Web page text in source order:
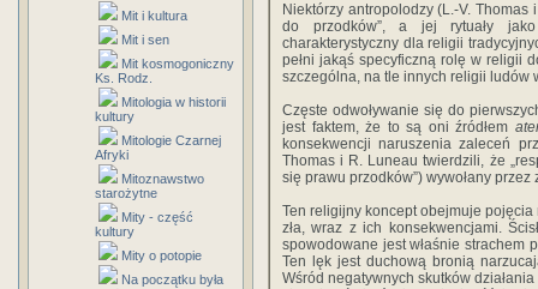
Mit i kultura
Mit i sen
Mit kosmogoniczny
Ks. Rodz.
Mitologia w historii
kultury
Mitologie Czarnej
Afryki
Mitoznawstwo
starożytne
Mity - część
kultury
Mity o potopie
Na początku była
Niektórzy antropolodzy (L.-V.
do przodków”, a jej rytuały jako
charakterystyczny dla religii
pełni jakąś specyficzną rolę w religii
szczególna, na tle innych religii ludów
Częste odwoływanie się do
jest faktem, że to są oni źródłem
konsekwencji naruszenia zaleceń
Thomas i R. Luneau twierdzili, że
się prawu przodków”) wywołany przez
Ten religijny koncept obejmuje
zła, wraz z ich konsekwencjami.
spowodowane jest właśnie strachem
Ten lęk jest duchową bronią
Wśród negatywnych skutków działania